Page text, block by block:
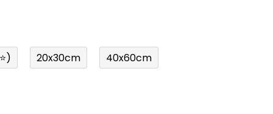
20x30cm 40x60cm